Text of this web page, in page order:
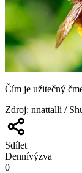
Čím je užitečný
Zdroj: nnattalli /
Sdílet
Dennívýzva
0